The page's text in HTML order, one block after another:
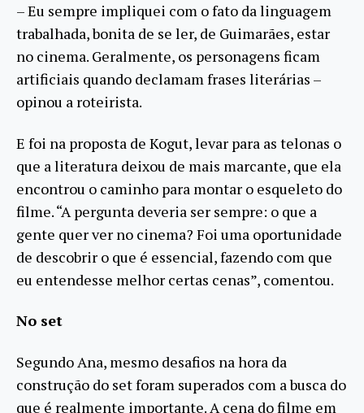
– Eu sempre impliquei com o fato da linguagem
trabalhada, bonita de se ler, de Guimarães, estar
no cinema. Geralmente, os personagens ficam
artificiais quando declamam frases literárias –
opinou a roteirista.
E foi na proposta de Kogut, levar para as telonas o
que a literatura deixou de mais marcante, que ela
encontrou o caminho para montar o esqueleto do
filme. “A pergunta deveria ser sempre: o que a
gente quer ver no cinema? Foi uma oportunidade
de descobrir o que é essencial, fazendo com que
eu entendesse melhor certas cenas”, comentou.
No set
Segundo Ana, mesmo desafios na hora da
construção do set foram superados com a busca do
que é realmente importante. A cena do filme em